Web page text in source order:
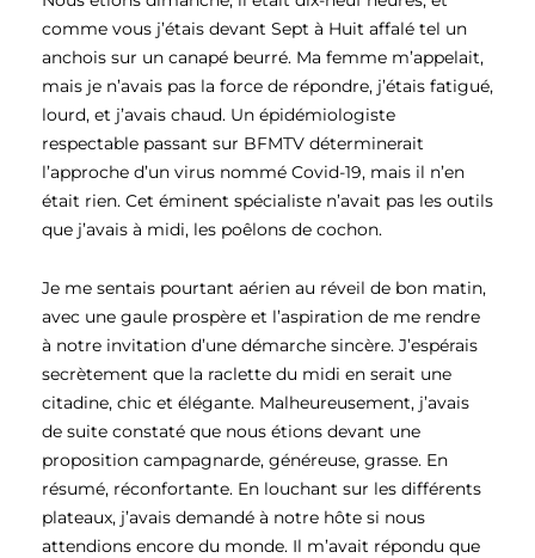
comme vous j’étais devant Sept à Huit affalé tel un
anchois sur un canapé beurré. Ma femme m’appelait,
mais je n’avais pas la force de répondre, j’étais fatigué,
lourd, et j’avais chaud. Un épidémiologiste
respectable passant sur BFMTV déterminerait
l’approche d’un virus nommé Covid-19, mais il n’en
était rien. Cet éminent spécialiste n’avait pas les outils
que j’avais à midi, les poêlons de cochon.
Je me sentais pourtant aérien au réveil de bon matin,
avec une gaule prospère et l’aspiration de me rendre
à notre invitation d’une démarche sincère. J’espérais
secrètement que la raclette du midi en serait une
citadine, chic et élégante. Malheureusement, j’avais
de suite constaté que nous étions devant une
proposition campagnarde, généreuse, grasse. En
résumé, réconfortante. En louchant sur les différents
plateaux, j’avais demandé à notre hôte si nous
attendions encore du monde. Il m’avait répondu que